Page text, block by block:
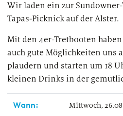
Kompositversicherer
Krankenversicherer
Lebensversicherer
Spezialinstitute &
Private Banking &
Management
Regulierung &
Themenfür
Transformationskompetenz entlang
European Asset
2026
Wir laden ein zur
Tapas-Picknick auf der Alster.
Mit den 4er-Tretbooten
auch gute Möglichkeiten uns
plaudern und starten um 18
kleinen Drinks in der
Wann: Mittwoch,